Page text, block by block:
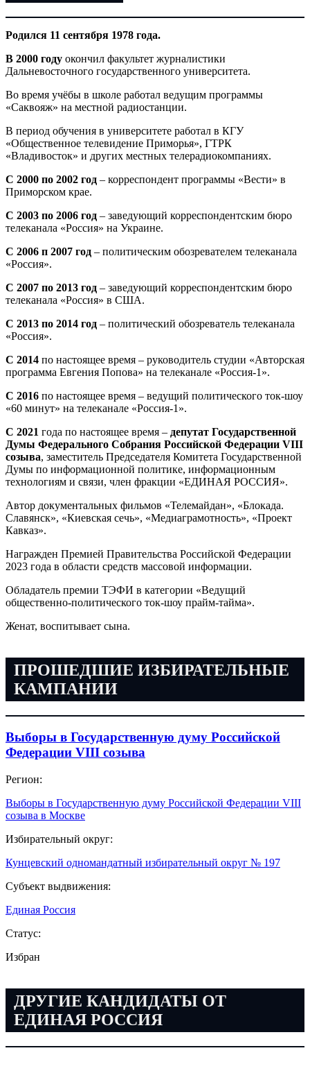
Родился 11 сентября 1978 года.
В 2000 году окончил факультет журналистики
Дальневосточного государственного университета.
Во время учёбы в школе работал ведущим программы
«Саквояж» на местной радиостанции.
В период обучения в университете работал в КГУ
«Общественное телевидение Приморья», ГТРК
«Владивосток» и других местных телерадиокомпаниях.
С 2000 по 2002 год – корреспондент программы «Вести» в
Приморском крае.
С 2003 по 2006 год – заведующий корреспондентским бюро
телеканала «Россия» на Украине.
С 2006 п 2007 год – политическим обозревателем телеканала
«Россия».
С 2007 по 2013 год – заведующий корреспондентским бюро
телеканала «Россия» в США.
С 2013 по 2014 год – политический обозреватель телеканала
«Россия».
С 2014 по настоящее время – руководитель студии «Авторская
программа Евгения Попова» на телеканале «Россия-1».
С 2016 по настоящее время – ведущий политического ток-шоу
«60 минут» на телеканале «Россия-1».
С 2021 года по настоящее время – депутат Государственной
Думы Федерального Собрания Российской Федерации VIII
созыва, заместитель Председателя Комитета Государственной
Думы по информационной политике, информационным
технологиям и связи, член фракции «ЕДИНАЯ РОССИЯ».
Автор документальных фильмов «Телемайдан», «Блокада.
Славянск», «Киевская сечь», «Медиаграмотность», «Проект
Кавказ».
Награжден Премией Правительства Российской Федерации
2023 года в области средств массовой информации.
Обладатель премии ТЭФИ в категории «Ведущий
общественно-политического ток-шоу прайм-тайма».
Женат, воспитывает сына.
ПРОШЕДШИЕ ИЗБИРАТЕЛЬНЫЕ
КАМПАНИИ
Выборы в Государственную думу Российской
Федерации VIII созыва
Регион:
Выборы в Государственную думу Российской Федерации VIII
созыва в Москве
Избирательный округ:
Кунцевский одномандатный избирательный округ № 197
Субъект выдвижения:
Единая Россия
Статус:
Избран
ДРУГИЕ КАНДИДАТЫ ОТ
ЕДИНАЯ РОССИЯ